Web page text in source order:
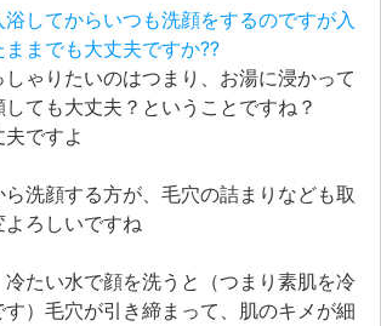
してからいつも洗顔をするのですが入
までも大丈夫ですか??
ゃりたいのはつまり、お湯に浸かって
ても大丈夫？ということですね？
ですよ
洗顔する方が、毛穴の詰まりなども取
ろしいですね
たい水で顔を洗うと（つまり素肌を冷
）毛穴が引き締まって、肌のキメが細